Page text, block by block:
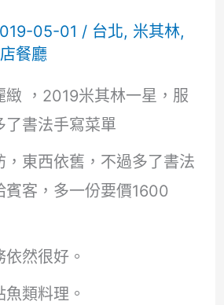
05-01 / 台北, 米其林,
餐廳
緻 ，2019米其林一星，服
了書法手寫菜單
，東西依舊，不過多了書法
賓客，多一份要價1600
然很好。
類料理。